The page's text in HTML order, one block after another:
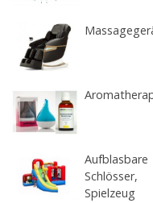
Aufblasbare
Schlösser,
Spielzeug